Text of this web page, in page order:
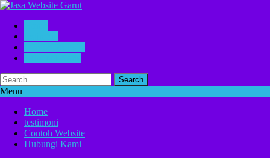
Search
Menu
Home
testimoni
Contoh Website
Hubungi Kami